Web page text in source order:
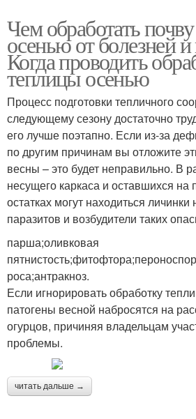
Чем обработать
осенью от болезней и
Когда проводить
теплицы осенью
Процесс подготовки тепличного
следующему сезону достаточно
его лучше поэтапно. Если из-за
по другим причинам вы отложите
весны – это будет неправильно. В
несущего каркаса и оставшихся на
остатках могут находиться
паразитов и возбудители таких
парша;оливковая
роса;антракноз.
Если игнорировать обработку
патогены весной набросятся на
огурцов, причиняя владельцам
проблемы.
читать дальше →